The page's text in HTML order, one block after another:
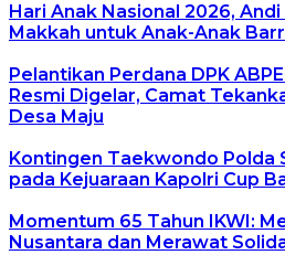
Hari Anak Nasional 2026,
Makkah untuk Anak-Anak
Pelantikan Perdana DPK
Resmi Digelar, Camat
Desa Maju
Kontingen Taekwondo Polda
pada Kejuaraan Kapolri Cup
Momentum 65 Tahun IKWI:
Nusantara dan Merawat